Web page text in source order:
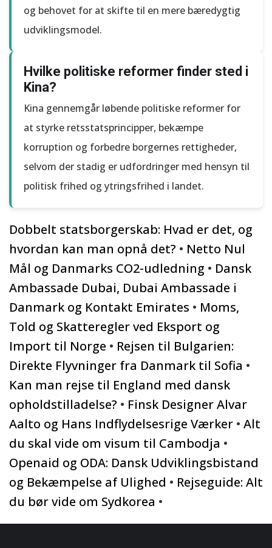
og behovet for at skifte til en mere bæredygtig
udviklingsmodel.
Hvilke politiske reformer finder sted i
Kina?
Kina gennemgår løbende politiske reformer for
at styrke retsstatsprincipper, bekæmpe
korruption og forbedre borgernes rettigheder,
selvom der stadig er udfordringer med hensyn til
politisk frihed og ytringsfrihed i landet.
Dobbelt statsborgerskab: Hvad er det, og
hvordan kan man opnå det? • Netto Nul
Mål og Danmarks CO2-udledning • Dansk
Ambassade Dubai, Dubai Ambassade i
Danmark og Kontakt Emirates • Moms,
Told og Skatteregler ved Eksport og
Import til Norge • Rejsen til Bulgarien:
Direkte Flyvninger fra Danmark til Sofia •
Kan man rejse til England med dansk
opholdstilladelse? • Finsk Designer Alvar
Aalto og Hans Indflydelsesrige Værker • Alt
du skal vide om visum til Cambodja •
Openaid og ODA: Dansk Udviklingsbistand
og Bekæmpelse af Ulighed • Rejseguide: Alt
du bør vide om Sydkorea •